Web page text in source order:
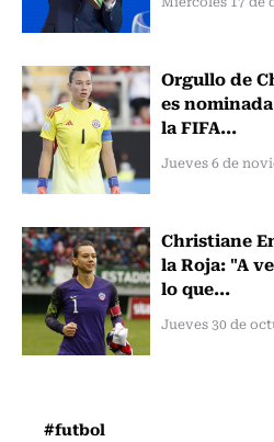
Orgullo de
es
la FIFA...
Jueves 6 de
Christiane
la Roja: "A
lo que...
Jueves 30 de
#futbol